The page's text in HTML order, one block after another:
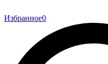
Избранное0